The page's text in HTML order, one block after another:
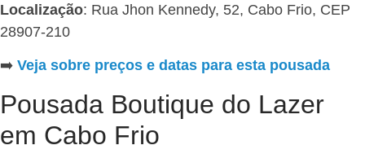
Localização: Rua Jhon Kennedy, 52, Cabo Frio, CEP
28907-210
➡️ Veja sobre preços e datas para esta pousada
Pousada Boutique do Lazer
em Cabo Frio